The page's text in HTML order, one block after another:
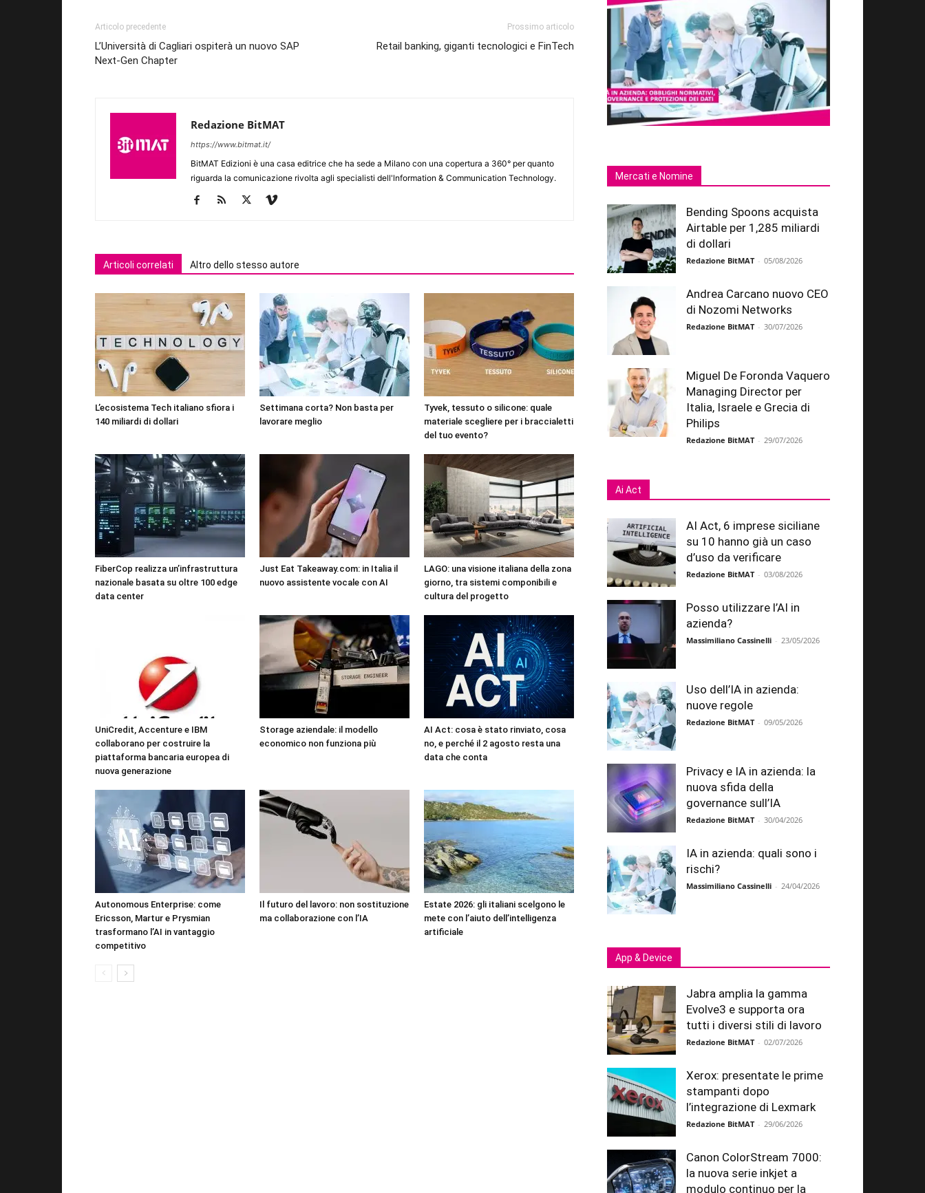
Articolo precedente
L’Università di Cagliari ospiterà un nuovo SAP
Next-Gen Chapter
Prossimo articolo
Retail banking, giganti tecnologici e FinTech
Redazione BitMAT
https://www.bitmat.it/
BitMAT Edizioni è una casa editrice che ha sede a Milano con una copertura a 360° per quanto
riguarda la comunicazione rivolta agli specialisti dell'lnformation & Communication Technology.
Articoli correlati Altro dello stesso autore
L’ecosistema Tech italiano sfiora i
140 miliardi di dollari
Settimana corta? Non basta per
lavorare meglio
Tyvek, tessuto o silicone: quale
materiale scegliere per i braccialetti
del tuo evento?
FiberCop realizza un’infrastruttura
nazionale basata su oltre 100 edge
data center
Just Eat Takeaway.com: in Italia il
nuovo assistente vocale con AI
LAGO: una visione italiana della zona
giorno, tra sistemi componibili e
cultura del progetto
UniCredit, Accenture e IBM
collaborano per costruire la
piattaforma bancaria europea di
nuova generazione
Storage aziendale: il modello
economico non funziona più
AI Act: cosa è stato rinviato, cosa
no, e perché il 2 agosto resta una
data che conta
Autonomous Enterprise: come
Ericsson, Martur e Prysmian
trasformano l’AI in vantaggio
competitivo
Il futuro del lavoro: non sostituzione
ma collaborazione con l’IA
Estate 2026: gli italiani scelgono le
mete con l’aiuto dell’intelligenza
artificiale
Mercati e Nomine
Bending Spoons acquista
Airtable per 1,285 miliardi
di dollari
Redazione BitMAT - 05/08/2026
Andrea Carcano nuovo CEO
di Nozomi Networks
Redazione BitMAT - 30/07/2026
Miguel De Foronda Vaquero
Managing Director per
Italia, Israele e Grecia di
Philips
Redazione BitMAT - 29/07/2026
Ai Act
AI Act, 6 imprese siciliane
su 10 hanno già un caso
d’uso da verificare
Redazione BitMAT - 03/08/2026
Posso utilizzare l’AI in
azienda?
Massimiliano Cassinelli - 23/05/2026
Uso dell’IA in azienda:
nuove regole
Redazione BitMAT - 09/05/2026
Privacy e IA in azienda: la
nuova sfida della
governance sull’IA
Redazione BitMAT - 30/04/2026
IA in azienda: quali sono i
rischi?
Massimiliano Cassinelli - 24/04/2026
App & Device
Jabra amplia la gamma
Evolve3 e supporta ora
tutti i diversi stili di lavoro
Redazione BitMAT - 02/07/2026
Xerox: presentate le prime
stampanti dopo
l’integrazione di Lexmark
Redazione BitMAT - 29/06/2026
Canon ColorStream 7000:
la nuova serie inkjet a
modulo continuo per la